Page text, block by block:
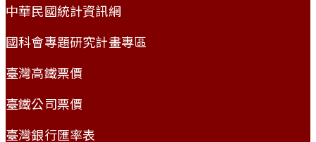
中華民國統計資訊網
國科會專題研究計畫專區
臺灣高鐵票價
臺鐵公司票價
臺灣銀行匯率表